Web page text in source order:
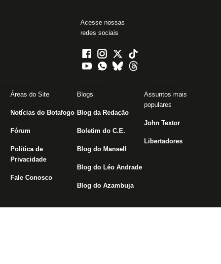
Acesse nossas
redes sociais
Áreas do Site
Notícias do Botafogo
Fórum
Política de
Privacidade
Fale Conosco
Blogs
Blog da Redação
Boletim do C.E.
Blog do Mansell
Blog do Léo Andrade
Blog do Azambuja
Assuntos mais
populares
John Textor
Libertadores